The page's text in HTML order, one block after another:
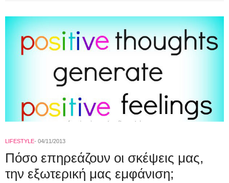
LIFESTYLE 04/11/2013
Πόσο επηρεάζουν οι σκέψεις μας,
την εξωτερική μας εμφάνιση;